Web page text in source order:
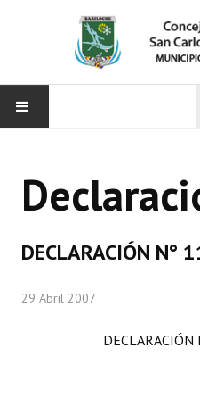
CONCEJO
Comisiones Especiales
DECLARACIÓN N°
29 Abril 2007